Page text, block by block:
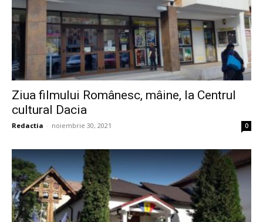
Ziua filmului Românesc, mâine, la Centrul
cultural Dacia
Redactia - noiembrie 30, 2021 0